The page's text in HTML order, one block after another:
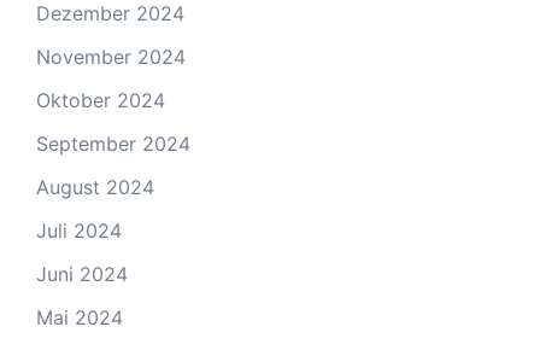
Dezember 2024
November 2024
Oktober 2024
September 2024
August 2024
Juli 2024
Juni 2024
Mai 2024